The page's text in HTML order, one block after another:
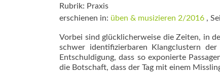
Rubrik: Praxis
erschienen in: üben & musizieren 2/2016 ,
Vorbei sind glücklicherweise die Zeiten, in
schwer identifizierbaren Klangclustern
Entschuldigung, dass so exponierte
die Botschaft, dass der Tag mit einem